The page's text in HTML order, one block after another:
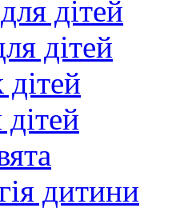
дітей
дітей
дитини